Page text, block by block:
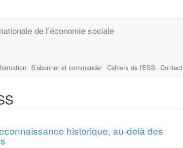
de l’économie sociale
S'abonner et commander Cahiers de l'ESS Contact
historique, au-delà des